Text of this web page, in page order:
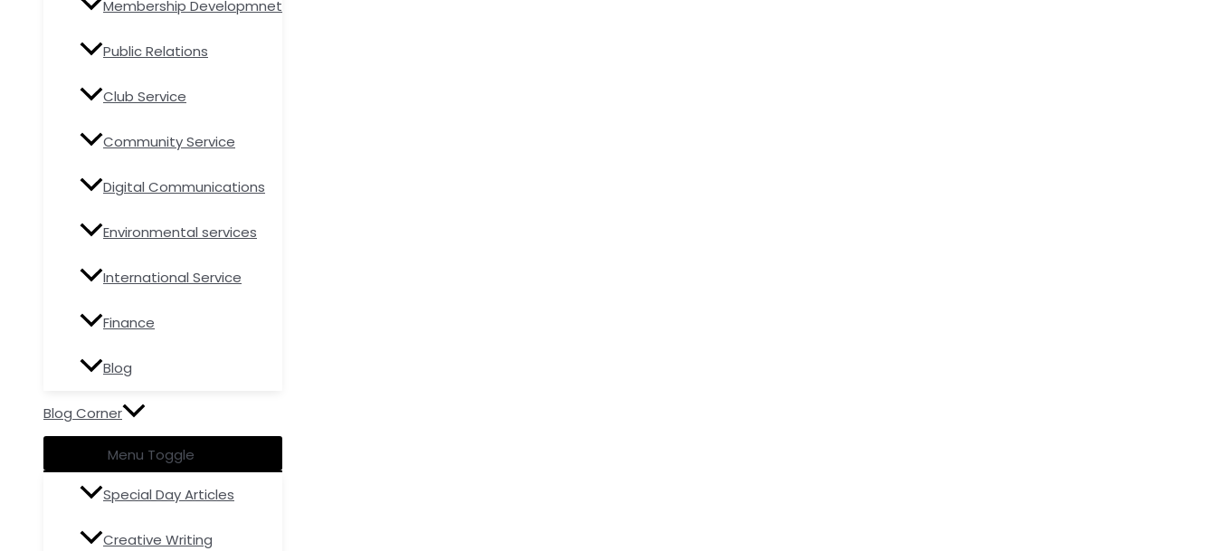
Membership Developmnet
Public Relations
Club Service
Community Service
Digital Communications
Environmental services
International Service
Finance
Blog
Blog Corner
Menu Toggle
Special Day Articles
Creative Writing